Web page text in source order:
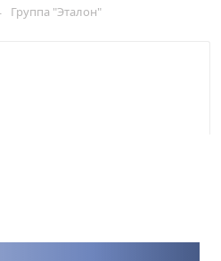
Группа "Эталон"